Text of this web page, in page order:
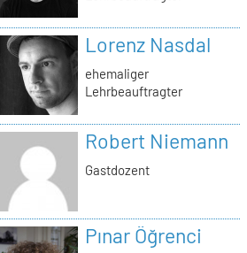
Lorenz Nasdal
ehemaliger
Lehrbeauftragter
Robert Niemann
Gastdozent
Pınar Öğrenci